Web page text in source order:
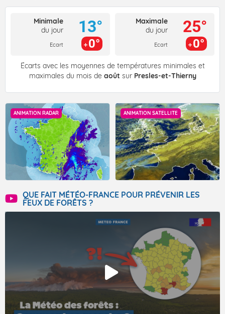
Minimale
du jour
Ecart
13°
0°
Maximale
du jour
Ecart
25°
0°
Écarts avec les moyennes de températures minimales et
maximales du mois de août sur Presles-et-Thierny
ANIMATION RADAR ANIMATION SATELLITE
QUE FAIT MÉTÉO-FRANCE POUR PRÉVENIR LES
FEUX DE FORÊTS ?